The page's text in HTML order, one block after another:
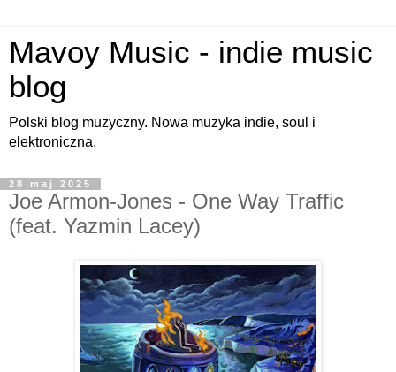
Mavoy Music - indie music
blog
Polski blog muzyczny. Nowa muzyka indie, soul i
elektroniczna.
28 maj 2025
Joe Armon-Jones - One Way Traffic
(feat. Yazmin Lacey)